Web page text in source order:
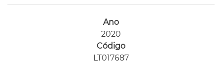
Ano
2020
Código
LT017687